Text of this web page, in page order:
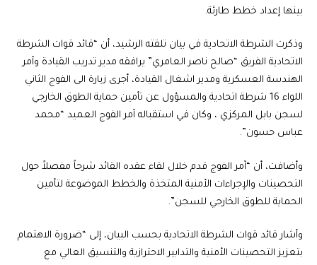
بينها إعداد خطط طارئة.
وذكرت الشرطة الاتحادية في بيان تلقته الرشيد، أن “قائد قوات الشرطة
الاتحادية الفريق “صالح ناصر العامري” يرافقه مدير تدريب القيادة وآمر
الهندسة العسكرية ومدير اشغال القيادة، أجرى زيارة الى الفوج الثاني
اللواء 16 شرطة اتحادية والمسؤول عن تأمين حماية الطوق الخارجي
لسجن بابل المركزي ، وكان في استقباله آمر الفوج العميد “محمد
عباس حسون”.
وأضافت، أن “آمر الفوج قدم خلال لقاء عقده القائد شرحاً مفصلاً حول
التحصينات والإجراءات الأمنية المتخذة والخطط الموضوعة لتأمين
الحماية للطوق الخارجي للسجن”.
وأشار قائد قوات الشرطة الاتحادية بحسب البيان، إلى “ضرورة الاهتمام
بتعزيز التحصينات الأمنية والتدابير الاحترازية والتنسيق العالي مع